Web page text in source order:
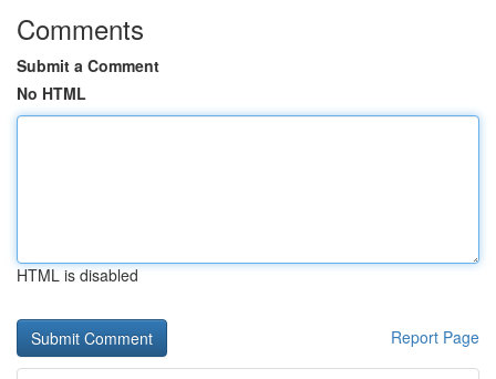
Comments
Submit a Comment
No HTML
HTML is disabled
Report Page